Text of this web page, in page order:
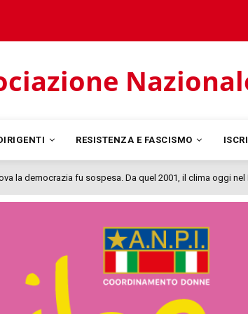
RESISTENZA E FASCISMO
Da quel 2001, il clima oggi nel Paese è inquietante.